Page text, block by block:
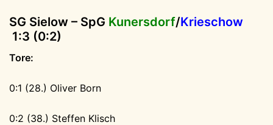
SG Sielow – SpG Kunersdorf/Krieschow
1:3 (0:2)
Tore:
0:1 (28.) Oliver Born
0:2 (38.) Steffen Klisch